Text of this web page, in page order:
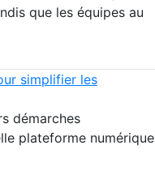
que les équipes au
simplifier les
démarches
plateforme numérique